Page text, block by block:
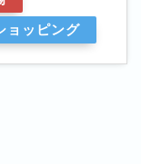
ョッピング